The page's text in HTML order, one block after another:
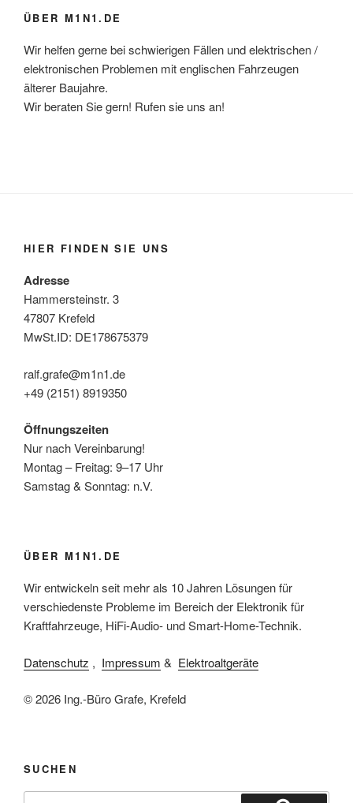
ÜBER M1N1.DE
Wir helfen gerne bei schwierigen Fällen und elektrischen /
elektronischen Problemen mit englischen Fahrzeugen
älterer Baujahre.
Wir beraten Sie gern! Rufen sie uns an!
HIER FINDEN SIE UNS
Adresse
Hammersteinstr. 3
47807 Krefeld
MwSt.ID: DE178675379
ralf.grafe@m1n1.de
+49 (2151) 8919350
Öffnungszeiten
Nur nach Vereinbarung!
Montag – Freitag: 9–17 Uhr
Samstag & Sonntag: n.V.
ÜBER M1N1.DE
Wir entwickeln seit mehr als 10 Jahren Lösungen für
verschiedenste Probleme im Bereich der Elektronik für
Kraftfahrzeuge, HiFi-Audio- und Smart-Home-Technik.
Datenschutz , Impressum & Elektroaltgeräte
© 2026 Ing.-Büro Grafe, Krefeld
SUCHEN